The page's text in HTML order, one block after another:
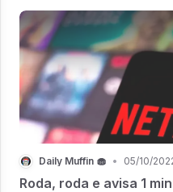
Daily Muffin 🧁 • 05/10/
Roda, roda e avisa 1